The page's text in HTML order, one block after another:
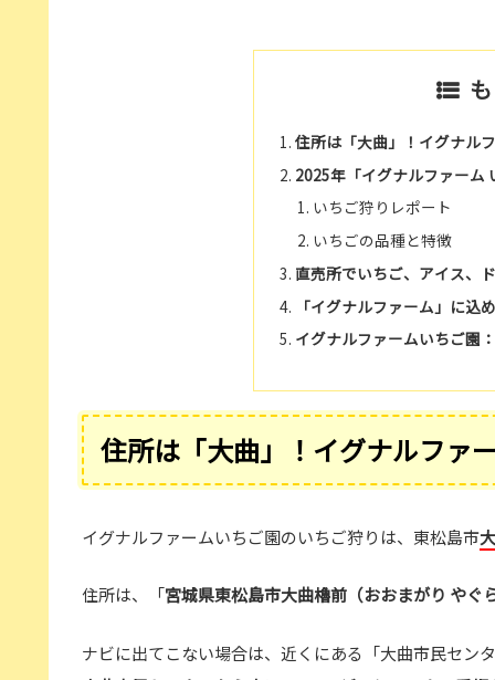
住所は「大曲」！イグナル
2025年「イグナルファーム
いちご狩りレポート
いちごの品種と特徴
直売所でいちご、アイス、
「イグナルファーム」に込
イグナルファームいちご園
住所は「大曲」！イグナルファ
イグナルファームいちご園のいちご狩りは、東松島市
住所は、「宮城県東松島市大曲櫓前（おおまがり やぐ
ナビに出てこない場合は、近くにある「大曲市民セン